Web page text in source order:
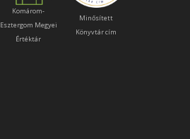
Komárom-
Esztergom Megyei
Értéktár
Minősített
Könyvtár cím